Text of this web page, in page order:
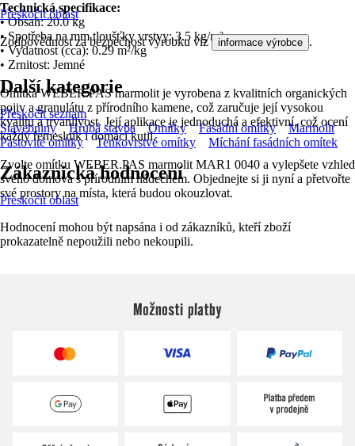
Technická specifikace:
• Obsah: 20.0 kg
• Spotřeba na mm tloušťky vrstvy: 3.5 kg/m²
• Vydatnost (cca): 0.29 m²/kg
• Zrnitost: Jemné
Omítka WEBER.PAS marmolit je vyrobena z kvalitních organických
pojiv a granulátu z přírodního kamene, což zaručuje její vysokou
kvalitu a trvanlivost. Její aplikace je jednoduchá a efektivní, což ocení
každý řemeslník i domácí kutil.
Zvolte omítku WEBER.PAS marmolit MAR1 0040 a vylepšete vzhled
svého domova s přírodním nádechem. Objednejte si ji nyní a přetvořte
své prostory na místa, která budou okouzlovat.
Přeskočit oblast
Zodpovědnost za bezpečnost výrobku viz informace výrobce .
Další kategorie
Přeskočit seznam
Stavebniny
Hrubá stavba Omítky Fasádní omítky
Marmolit
Pastovité omítky
Tenkovrstvé omítky Míchání fasádních omítek
Zákaznická hodnocení
Přeskočit oblast
Hodnocení mohou být napsána i od zákazníků, kteří zboží
prokazatelně nepoužili nebo nekoupili.
Možnosti platby